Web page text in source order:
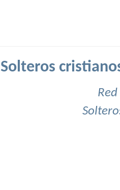
Solteros